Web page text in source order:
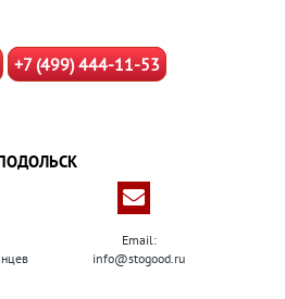
+7 (499) 444-11-53
Email:
info@stogood.ru